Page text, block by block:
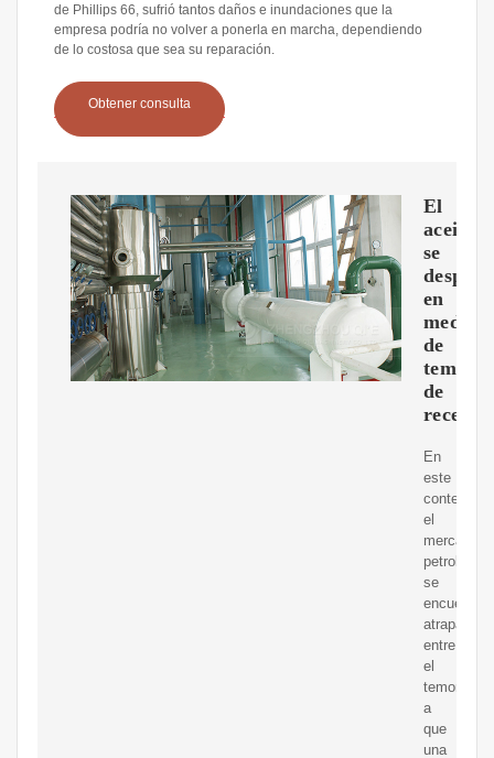
de Phillips 66, sufrió tantos daños e inundaciones que la
empresa podría no volver a ponerla en marcha, dependiendo
de lo costosa que sea su reparación.
Obtener consulta
El
aceite
se
en
medio
de
temores
de
En
este
contexto,
el
mercado
petrolero
se
encuentra
atrapado
entre
el
temor
a
que
una